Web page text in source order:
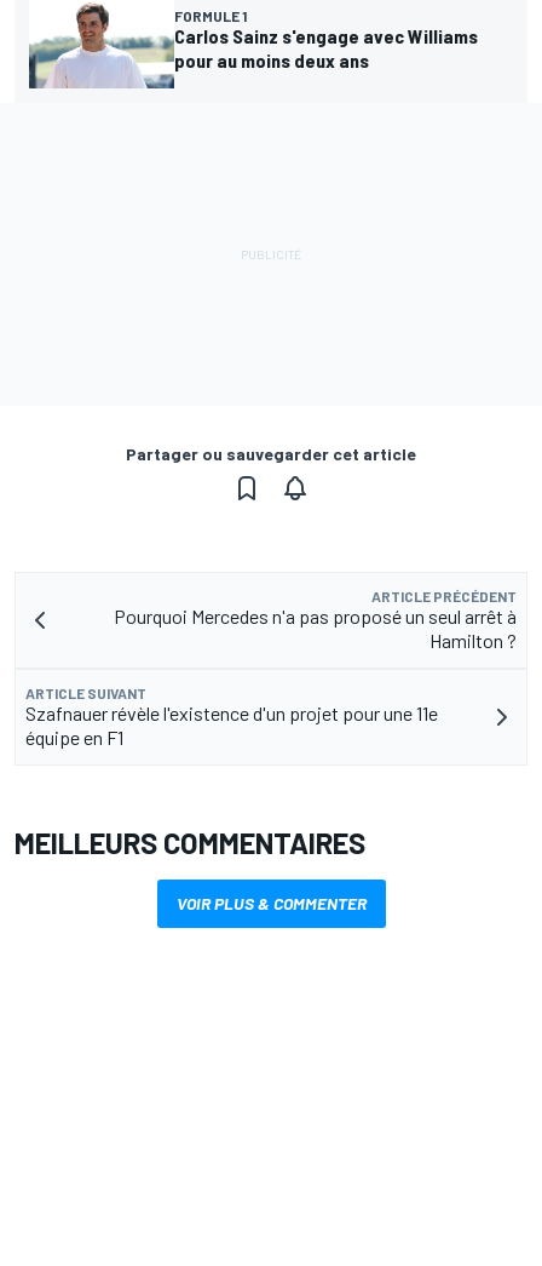
FORMULE 1
Carlos Sainz s'engage avec Williams
pour au moins deux ans
Partager ou sauvegarder cet article
ARTICLE PRÉCÉDENT
Pourquoi Mercedes n'a pas proposé un seul arrêt à
Hamilton ?
ARTICLE SUIVANT
Szafnauer révèle l'existence d'un projet pour une 11e
équipe en F1
MEILLEURS COMMENTAIRES
VOIR PLUS & COMMENTER